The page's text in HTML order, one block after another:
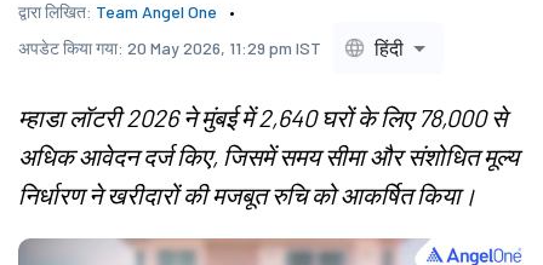
द्वारा लिखित: Team Angel One
अपडेट किया गया: 20 May 2026, 11:29 pm IST हिंदी
म्हाडा लॉटरी 2026 ने मुंबई में 2,640 घरों के लिए 78,000 से
अधिक आवेदन दर्ज किए, जिसमें समय सीमा और संशोधित मूल्य
निर्धारण ने खरीदारों की मजबूत रुचि को आकर्षित किया।